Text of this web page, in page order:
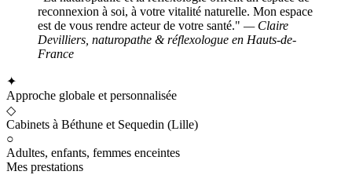
reconnexion à soi, à votre vitalité naturelle. Mon espace
est de vous rendre acteur de votre santé." — Claire
Devilliers, naturopathe & réflexologue en Hauts-de-
France
✦
Approche globale et personnalisée
◇
Cabinets à Béthune et Sequedin (Lille)
○
Adultes, enfants, femmes enceintes
Mes prestations